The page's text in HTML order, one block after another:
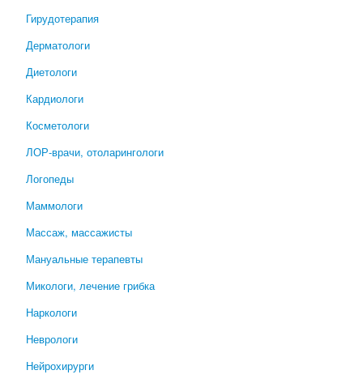
Гирудотерапия
Дерматологи
Диетологи
Кардиологи
Косметологи
ЛОР-врачи, отоларингологи
Логопеды
Маммологи
Массаж, массажисты
Мануальные терапевты
Микологи, лечение грибка
Наркологи
Неврологи
Нейрохирурги